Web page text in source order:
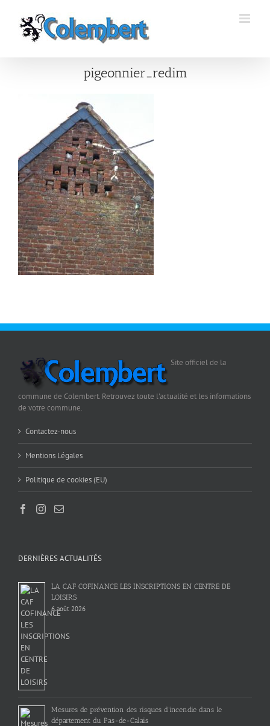
contenu
pigeonnier_redim
Site officiel de la
commune de Colembert. Retrouvez toute l'actualité et les informations
de votre commune.
Contactez-nous
Mentions Légales
Politique de cookies (EU)
DERNIÈRES ACTUALITÉS
LA CAF COFINANCE LES INSCRIPTIONS EN CENTRE DE
LOISIRS
6 août 2026
Mesures de prévention des risques d’incendie dans le
département du Pas-de-Calais